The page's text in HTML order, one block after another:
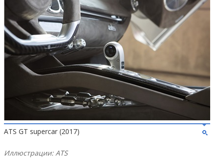
ATS GT supercar (2017)
Иллюстрации: ATS